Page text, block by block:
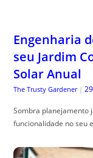
Engenharia
seu Jardim
Solar Anual
The Trusty Gardener |
Sombra planejamento
funcionalidade no seu